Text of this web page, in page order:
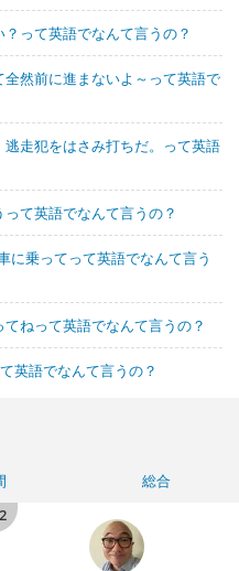
って英語でなんて言うの？
全然前に進まないよ～って英語で
走犯をはさみ打ちだ。って英語
て英語でなんて言うの？
に乗ってって英語でなんて言う
ねって英語でなんて言うの？
英語でなんて言うの？
総合
2